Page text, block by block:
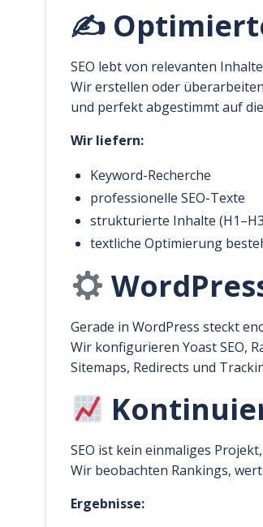
✍️
SEO lebt von relevanten
Wir erstellen oder
und perfekt abgestimmt auf
Wir liefern:
Keyword-Recherche
professionelle SEO-Texte
strukturierte Inhalte
textliche Optimierung
Gerade in WordPress steckt
Wir konfigurieren Yoast SEO,
Sitemaps, Redirects und
SEO ist kein einmaliges
Wir beobachten Rankings,
Ergebnisse: